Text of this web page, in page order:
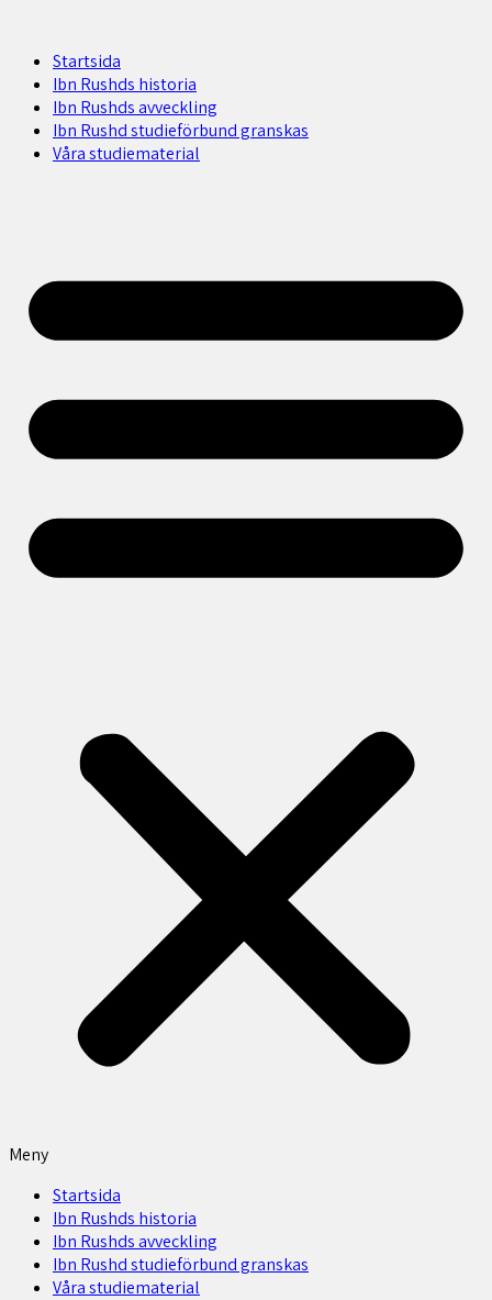
Startsida
Ibn Rushds historia
Ibn Rushds avveckling
Ibn Rushd studieförbund granskas​
Våra studiematerial
Meny
Startsida
Ibn Rushds historia
Ibn Rushds avveckling
Ibn Rushd studieförbund granskas​
Våra studiematerial